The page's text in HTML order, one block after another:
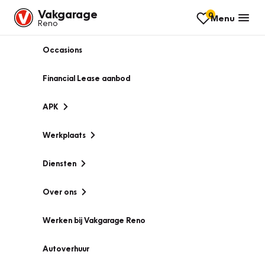
Vakgarage
Reno
0Menu
Occasions
Financial Lease aanbod
APK
Werkplaats
Diensten
Over ons
Werken bij Vakgarage Reno
Autoverhuur